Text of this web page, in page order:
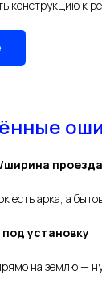
конструкцию к
ширина проезда
есть арка, а
установку
на землю —